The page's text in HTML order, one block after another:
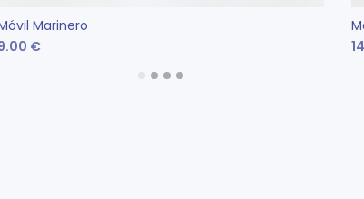
Marinero
€